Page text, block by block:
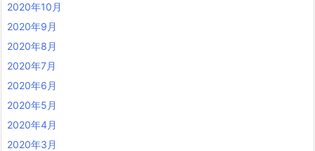
2020年10月
2020年9月
2020年8月
2020年7月
2020年6月
2020年5月
2020年4月
2020年3月